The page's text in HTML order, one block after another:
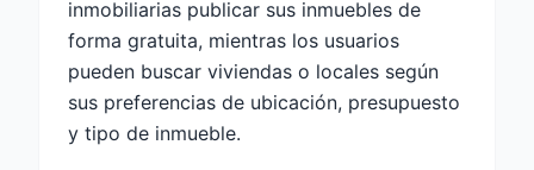
inmobiliarias publicar sus inmuebles de
forma gratuita, mientras los usuarios
pueden buscar viviendas o locales según
sus preferencias de ubicación, presupuesto
y tipo de inmueble.